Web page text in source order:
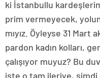
ki İstanbullu
prim vermeyecek,
mıyız. Öyleyse 31 Mart
pardon kadın kolları,
çalışıyor muyuz? Bu
işte o tam ileriye, şimdi